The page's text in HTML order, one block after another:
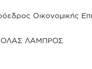
Οικονομικής
ΛΑΜΠΡΟΣ